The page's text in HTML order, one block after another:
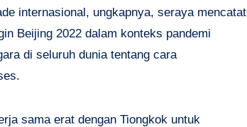
internasional, ungkapnya, seraya mencatat
Beijing 2022 dalam konteks pandemi
di seluruh dunia tentang cara
sama erat dengan Tiongkok untuk